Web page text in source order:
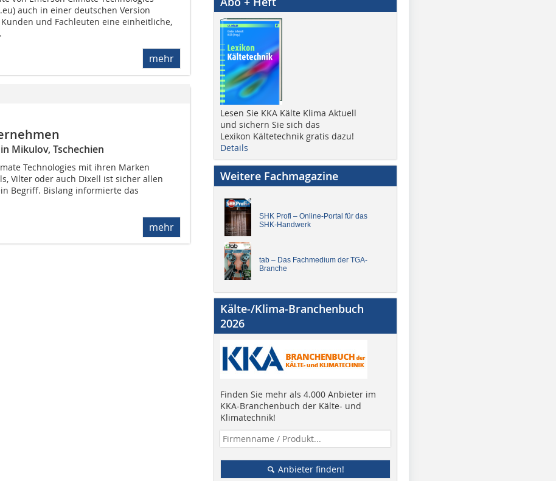
auch in einer deutschen Version
und Fachleuten eine einheitliche,
mehr
Mikulov, Tschechien
Technologies mit ihren Marken
Vilter oder auch Dixell ist sicher allen
Begriff. Bislang informierte das
mehr
Lesen Sie KKA Kälte Klima Aktuell
und sichern Sie sich das
Lexikon Kältetechnik gratis dazu!
Details
Weitere Fachmagazine
SHK Profi – Online-Portal für das
SHK-Handwerk
tab – Das Fachmedium der TGA-
Branche
Kälte-/Klima-Branchenbuch
2026
Finden Sie mehr als 4.000 Anbieter im
KKA-Branchenbuch der Kälte- und
Klimatechnik!
Anbieter finden!